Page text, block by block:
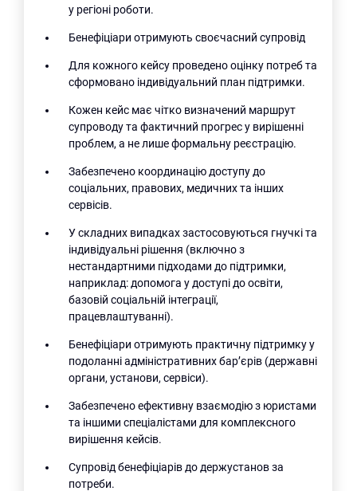
у регіоні роботи.
Бенефіціари отримують своєчасний супровід
Для кожного кейсу проведено оцінку потреб та
сформовано індивідуальний план підтримки.
Кожен кейс має чітко визначений маршрут
супроводу та фактичний прогрес у вирішенні
проблем, а не лише формальну реєстрацію.
Забезпечено координацію доступу до
соціальних, правових, медичних та інших
сервісів.
У складних випадках застосовуються гнучкі та
індивідуальні рішення (включно з
нестандартними підходами до підтримки,
наприклад: допомога у доступі до освіти,
базовій соціальній інтеграції,
працевлаштуванні).
Бенефіціари отримують практичну підтримку у
подоланні адміністративних бар’єрів (державні
органи, установи, сервіси).
Забезпечено ефективну взаємодію з юристами
та іншими спеціалістами для комплексного
вирішення кейсів.
Супровід бенефіціарів до держустанов за
потреби.